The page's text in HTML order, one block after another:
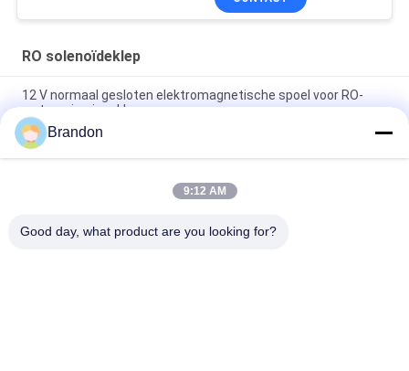
RO solenoïdeklep
12 V normaal gesloten elektromagnetische spoel voor RO-
waterzuiveringskleppen
Het Type van EVI 3P/16 AMISCO Hydraulische Solenoïderol
220VAC 110VAC 24VDC 12VDC 26W
Zuivere Water Omgekeerde Osmose 6.35mm Klep van de Stop
Brandon
9:12 AM
Good day, what product are you looking for?